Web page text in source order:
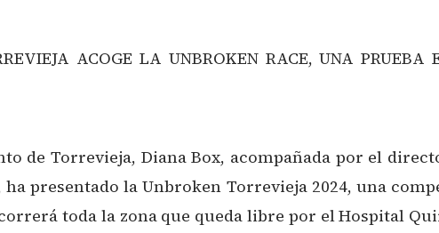
ACOGE LA UNBROKEN RACE, UNA
de Torrevieja, Diana Box, acompañada por el
ha presentado la Unbroken Torrevieja 2024, una
toda la zona que queda libre por el Hospital